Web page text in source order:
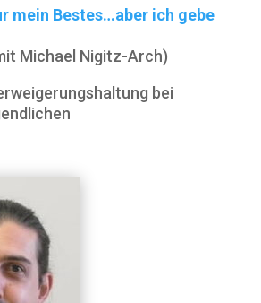
mein Bestes…aber ich gebe
Michael Nigitz-Arch)
bei